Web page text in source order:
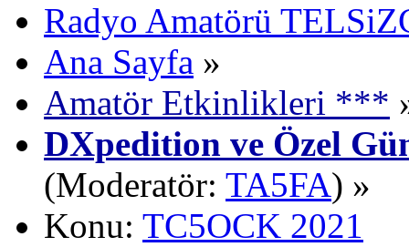
Radyo Amatörü
Ana Sayfa »
Amatör Etkinlikleri ***
DXpedition ve Özel
(Moderatör: TA5FA) »
Konu: TC5OCK 2021